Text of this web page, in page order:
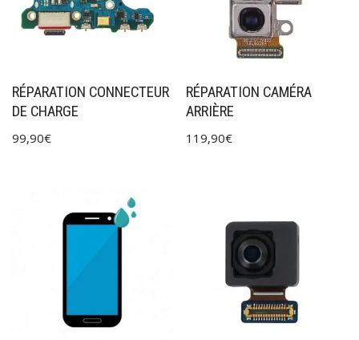
RÉPARATION CONNECTEUR
DE CHARGE
99,90€
RÉPARATION CAMÉRA
ARRIÈRE
119,90€